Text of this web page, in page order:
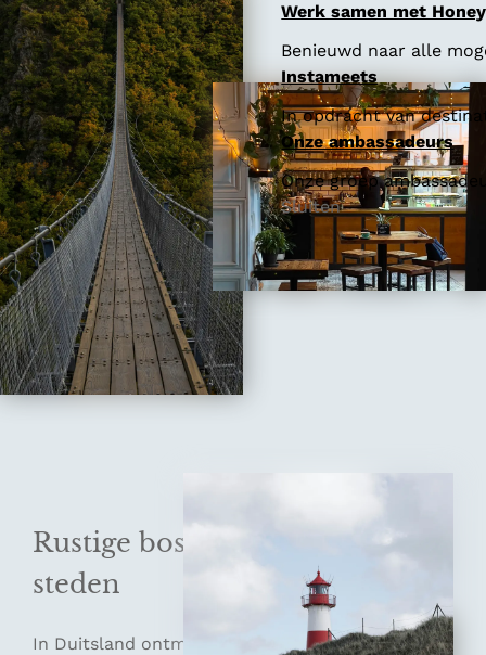
Werk samen met
Benieuwd naar alle
Instameets
In opdracht van
Onze ambassadeurs
Onze groep
Sluiten
Rustige bossen en bruisende
steden
In Duitsland ontmoet het verleden het heden op